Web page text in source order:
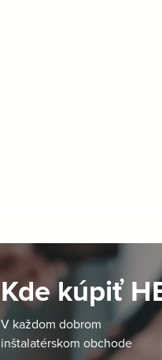
Kde kúpiť
V každom dobrom
inštalatérskom obchode